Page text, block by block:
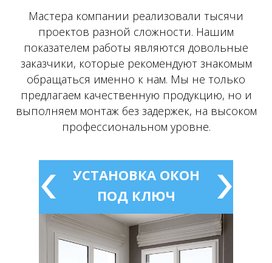
Мастера компании реализовали тысячи
проектов разной сложности. Нашим
показателем работы являются довольные
заказчики, которые рекомендуют знакомым
обращаться именно к нам. Мы не только
предлагаем качественную продукцию, но и
выполняем монтаж без задержек, на высоком
профессиональном уровне.
УСТАНОВКА ОКОН
ПОД КЛЮЧ